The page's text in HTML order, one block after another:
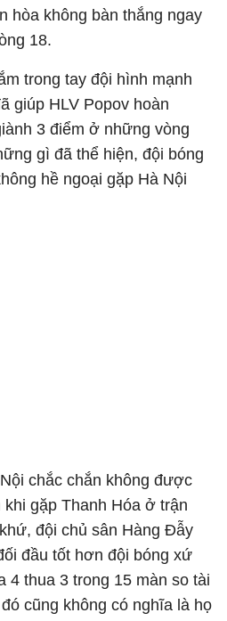
hòa không bàn thắng ngay
18.
trong tay đội hình mạnh
giúp HLV Popov hoàn
3 điểm ở những vòng
gì đã thể hiện, đội bóng
hề ngoại gặp Hà Nội
chắc chắn không được
gặp Thanh Hóa ở trận
đội chủ sân Hàng Đẫy
đầu tốt hơn đội bóng xứ
4 thua 3 trong 15 màn so tài
cũng không có nghĩa là họ